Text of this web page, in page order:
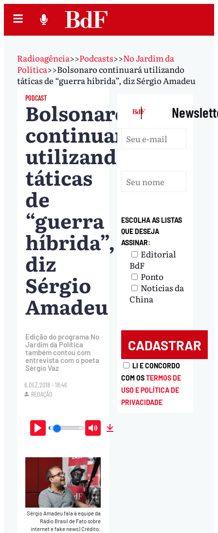
Radioagência>>Podcasts>>No Jardim da
Política>>Bolsonaro continuará utilizando
táticas de “guerra híbrida”, diz Sérgio Amadeu
PODCAST
Bolsonaro
continuará
utilizando
táticas
de
“guerra
híbrida”,
diz
Sérgio
Amadeu
Edição do programa No
Jardim da Política
também contou com
entrevista com o poeta
Sérgio Vaz
6.DEZ.2018 - 18:46
REDAÇÃO
Play Mute
Sérgio Amadeu fala à equipe da
Rádio Brasil de Fato sobre
internet e fake news Crédito:
|
ESCOLHA AS LISTAS
QUE DESEJA
ASSINAR:
Editorial
BdF
Ponto
Notícias da
China
LI E CONCORDO
COM OSTERMOS DE
USO E POLÍTICA DE
PRIVACIDADE